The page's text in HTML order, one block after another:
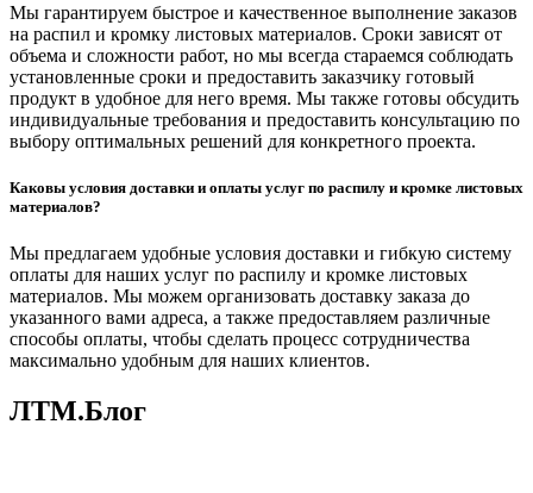
Мы гарантируем быстрое и качественное выполнение заказов
на распил и кромку листовых материалов. Сроки зависят от
объема и сложности работ, но мы всегда стараемся соблюдать
установленные сроки и предоставить заказчику готовый
продукт в удобное для него время. Мы также готовы обсудить
индивидуальные требования и предоставить консультацию по
выбору оптимальных решений для конкретного проекта.
Каковы условия доставки и оплаты услуг по распилу и кромке листовых
материалов?
Мы предлагаем удобные условия доставки и гибкую систему
оплаты для наших услуг по распилу и кромке листовых
материалов. Мы можем организовать доставку заказа до
указанного вами адреса, а также предоставляем различные
способы оплаты, чтобы сделать процесс сотрудничества
максимально удобным для наших клиентов.
ЛТМ.Блог